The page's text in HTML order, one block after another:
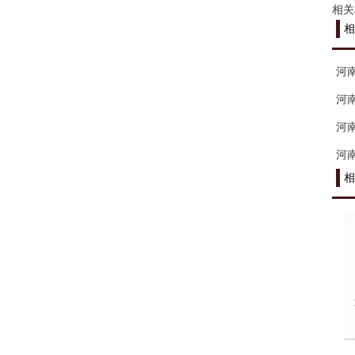
相关
河
河
河
河